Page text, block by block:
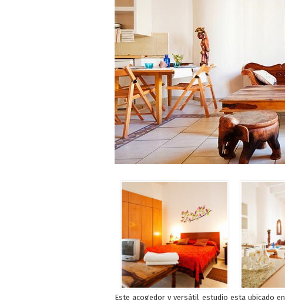
Este acogedor y versátil estudio esta ubicado en